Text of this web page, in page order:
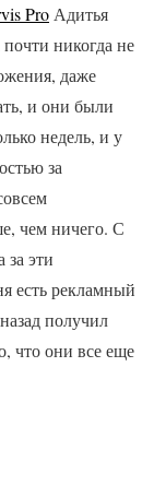
Pro Адитья
никогда не
даже
и они были
недель, и у
за
чем ничего. С
за эти
есть рекламный
получил
что они все еще